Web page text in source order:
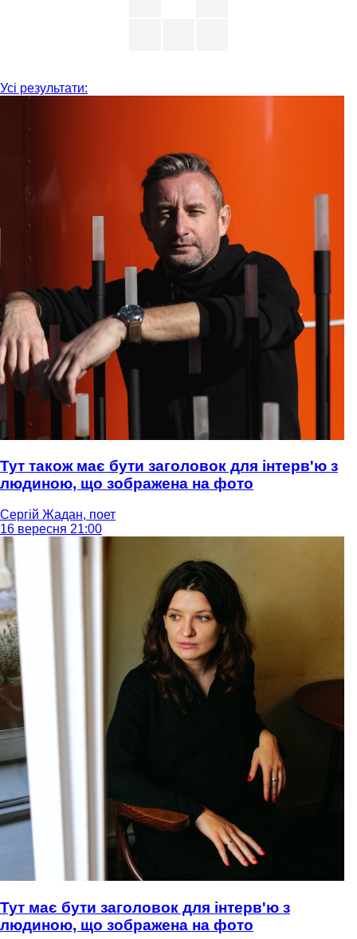
Усі результати:
Тут також має бути заголовок для інтерв'ю з
людиною, що зображена на фото
Сергій Жадан, поет
16 вересня 21:00
Тут має бути заголовок для інтерв'ю з
людиною, що зображена на фото